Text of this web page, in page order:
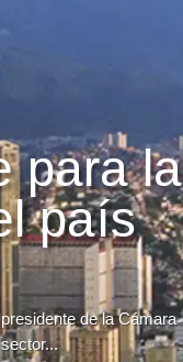
para la
país
de la Cámara